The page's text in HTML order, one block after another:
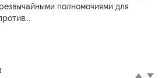
полномочиями для